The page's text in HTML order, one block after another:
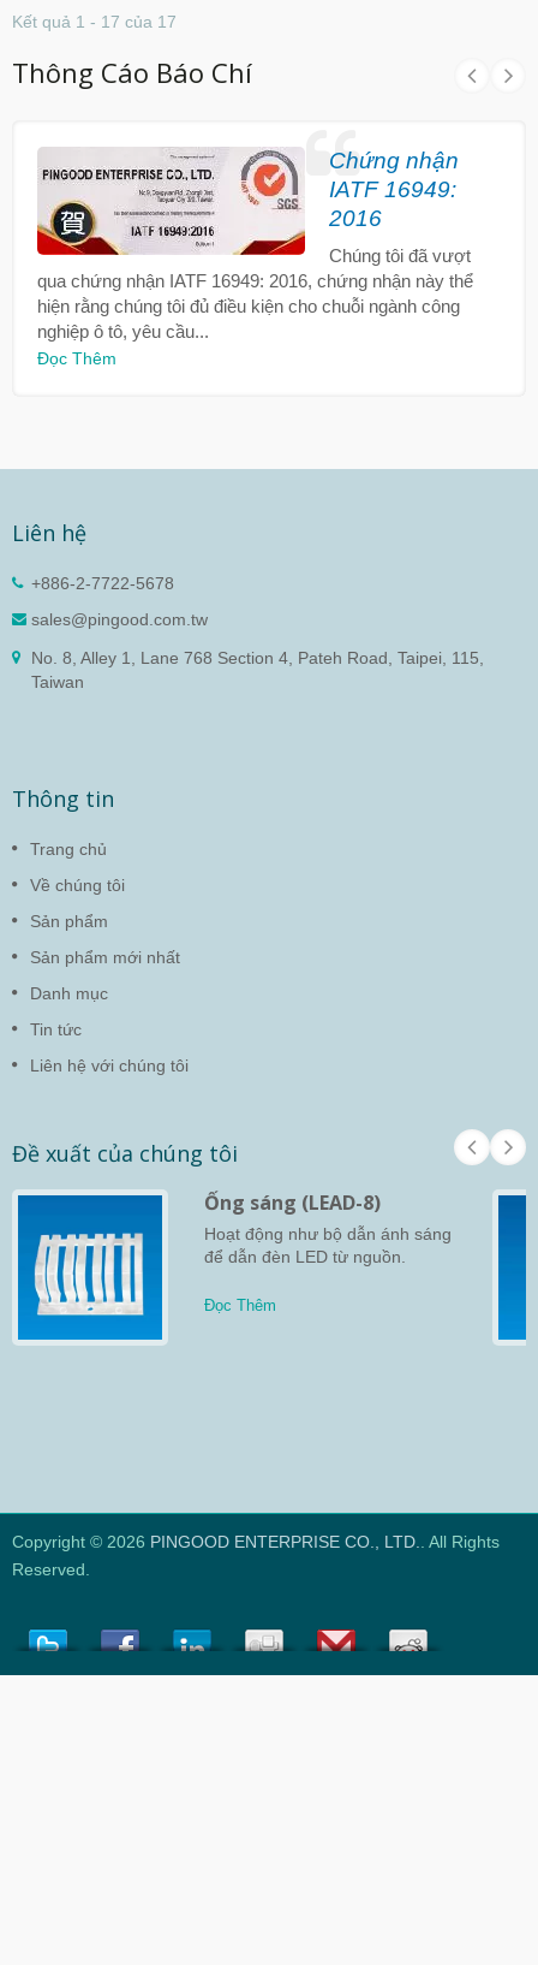
Kết quả 1 - 17 của 17
Thông Cáo Báo Chí
Chứng nhận
IATF 16949:
2016
Chúng tôi đã vượt
qua chứng nhận IATF 16949: 2016, chứng nhận này thể
hiện rằng chúng tôi đủ điều kiện cho chuỗi ngành công
nghiệp ô tô, yêu cầu...
Đọc Thêm
Liên hệ
+886-2-7722-5678
sales@pingood.com.tw
No. 8, Alley 1, Lane 768 Section 4, Pateh Road, Taipei, 115,
Taiwan
Thông tin
Trang chủ
Về chúng tôi
Sản phẩm
Sản phẩm mới nhất
Danh mục
Tin tức
Liên hệ với chúng tôi
Đề xuất của chúng tôi
Ống sáng (LEAD-8)
Hoạt động như bộ dẫn ánh sáng
để dẫn đèn LED từ nguồn.
Đọc Thêm
Copyright © 2026 PINGOOD ENTERPRISE CO., LTD.. All Rights
Reserved.